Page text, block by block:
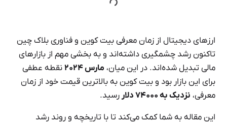
ارزهای دیجیتال از زمان معرفی بیت کوین و فناوری بلاک چین
تاکنون رشد چشمگیری داشته‌اند و به بخشی مهم از بازارهای
مالی تبدیل شده‌اند. در این میان، مارس ۲۰۲۴
نقطه عطفی
برای این بازار بود و بیت کوین به بالاترین قیمت خود از زمان
معرفی، نزدیک به ۷۴۰۰۰ دلار
رسید.
این مقاله به شما کمک می‌کند تا با تاریخچه و روند رشد